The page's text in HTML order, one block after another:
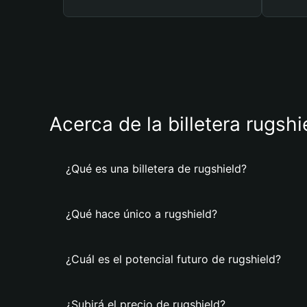
Acerca de la billetera
¿Qué es una billetera de rugshield?
¿Qué hace único a rugshield?
¿Cuál es el potencial futuro de rugshield?
¿Subirá el precio de rugshield?